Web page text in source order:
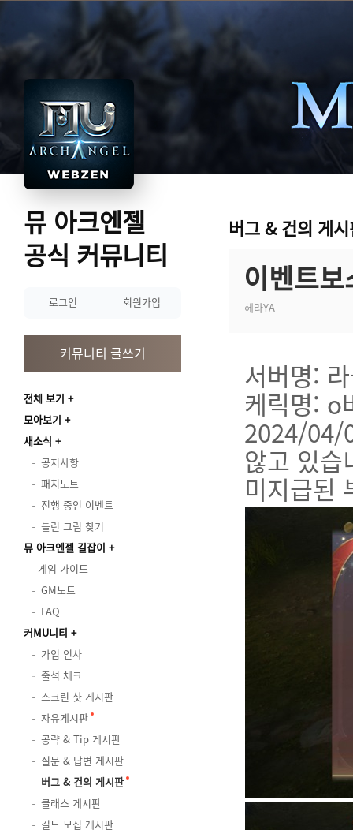
뮤 아크엔젤
공식 커뮤니티
로그인 회원가입
커뮤니티 글쓰기
전체 보기
모아보기
새소식
공지사항
패치노트
진행 중인 이벤트
틀린 그림 찾기
뮤 아크엔젤 길잡이
게임 가이드
GM노트
FAQ
커MU니티
가입 인사
출석 체크
스크린 샷 게시판
자유게시판
공략 & Tip 게시판
질문 & 답변 게시판
버그 & 건의 게시판
클래스 게시판
길드 모집 게시판
버그 & 건의 게
이벤트
헤라YA
서버명:
케릭명: o
2024/04/
않고 있습
미지급된